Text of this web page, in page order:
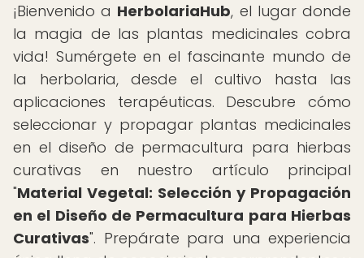
¡Bienvenido a HerbolariaHub, el lugar donde
la magia de las plantas medicinales cobra
vida! Sumérgete en el fascinante mundo de
la herbolaria, desde el cultivo hasta las
aplicaciones terapéuticas. Descubre cómo
seleccionar y propagar plantas medicinales
en el diseño de permacultura para hierbas
curativas en nuestro artículo principal
"Material Vegetal: Selección y Propagación
en el Diseño de Permacultura para Hierbas
Curativas". Prepárate para una experiencia